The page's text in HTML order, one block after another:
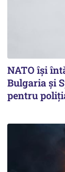
NATO își
Bulgaria și
pentru